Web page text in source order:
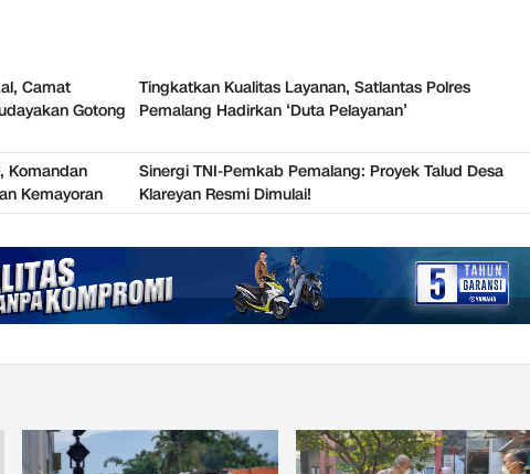
Camat
Gotong
Tingkatkan Kualitas Layanan, Satlantas Polres
Pemalang Hadirkan ‘Duta Pelayanan’
Komandan
Kemayoran
Sinergi TNI-Pemkab Pemalang: Proyek Talud Desa
Klareyan Resmi Dimulai!